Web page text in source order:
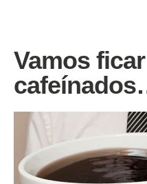
Vamos ficar